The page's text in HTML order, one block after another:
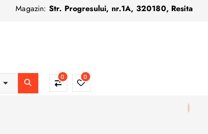
Magazin: Str. Progresului, nr.1A, 320180, Resita
0 0